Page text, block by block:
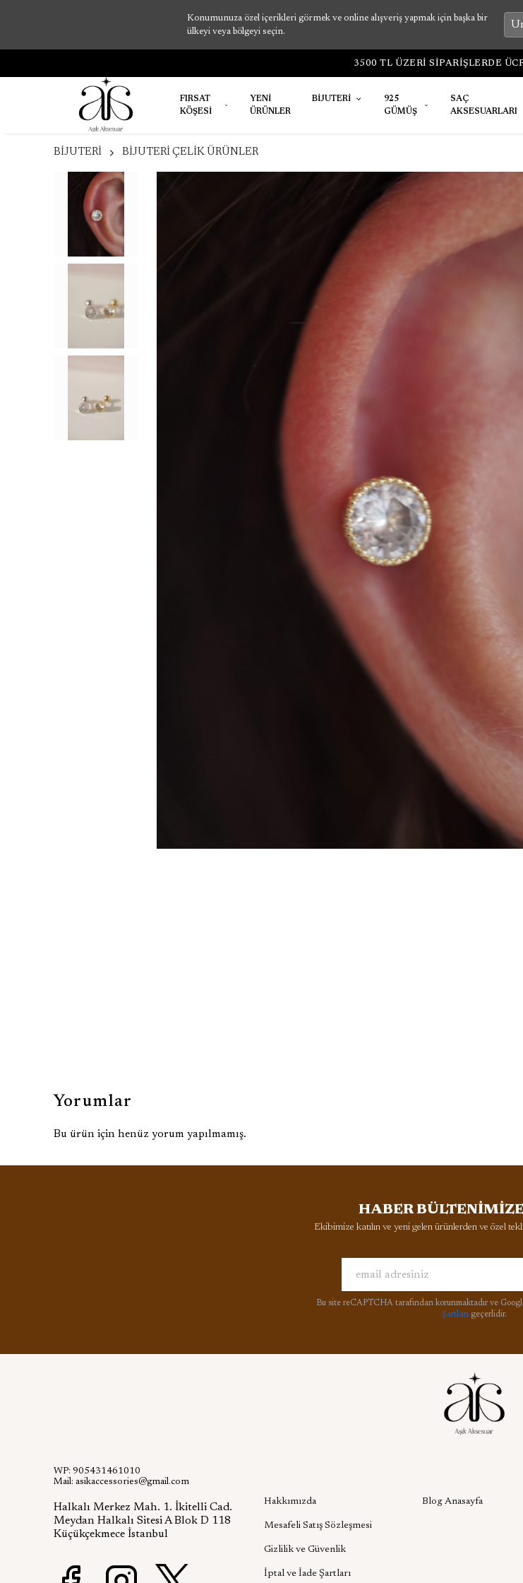
Konumunuza özel içerikleri görmek ve online alışveriş yapmak için başka bir
ülkeyi veya bölgeyi seçin.
FIRSAT
KÖŞESİ
YENİ
ÜRÜNLER
BİJUTERİ
925
GÜMÜŞ
SAÇ
AKSESUARLARI
BİJUTERİ BİJUTERİ ÇELİK ÜRÜNLER
Yorumlar
Bu ürün için henüz yorum yapılmamış.
HABER
Ekibimize katılın ve yeni gelen ürünlerden ve özel
Bu site reCAPTCHA tarafından korunmaktadır ve
Şartları geçerlidir.
Hakkımızda
Mesafeli Satış Sözleşmesi
Gizlilik ve Güvenlik
İptal ve İade Şartları
Blog Anasayfa
WP: 905431461010
Mail: asikaccessories@gmail.com
Halkalı Merkez Mah. 1. İkitelli Cad.
Meydan Halkalı Sitesi A Blok D 118
Küçükçekmece İstanbul